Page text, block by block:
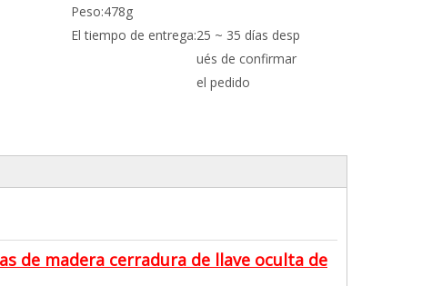
Peso:478g
El tiempo de entrega:25 ~ 35 días desp
ués de confirmar
el pedido
de madera cerradura de llave oculta de